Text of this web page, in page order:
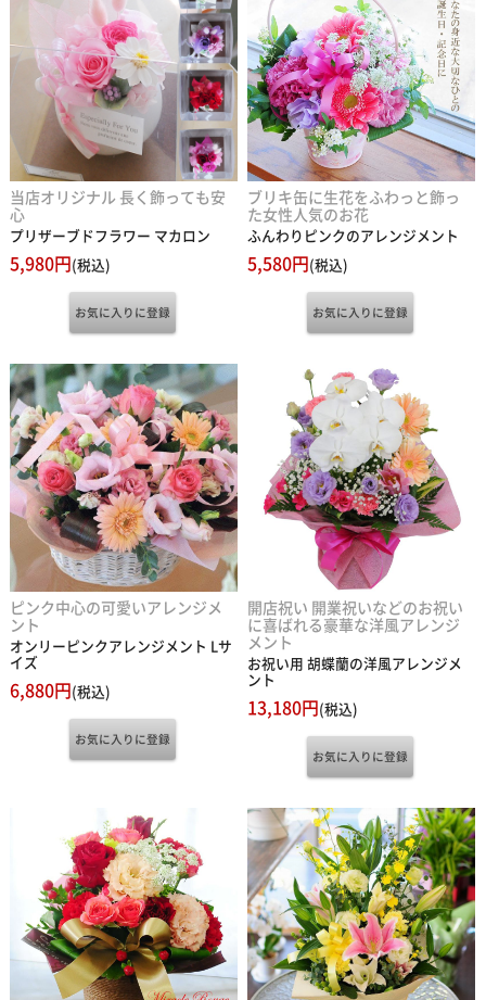
当店オリジナル 長く飾っても安
心
プリザーブドフラワー マカロン
5,980円(税込)
ブリキ缶に生花をふわっと飾っ
た女性人気のお花
ふんわりピンクのアレンジメント
5,580円(税込)
ピンク中心の可愛いアレンジメ
ント
オンリーピンクアレンジメント Lサ
イズ
6,880円(税込)
開店祝い 開業祝いなどのお祝い
に喜ばれる豪華な洋風アレンジ
メント
お祝い用 胡蝶蘭の洋風アレンジメ
ント
13,180円(税込)